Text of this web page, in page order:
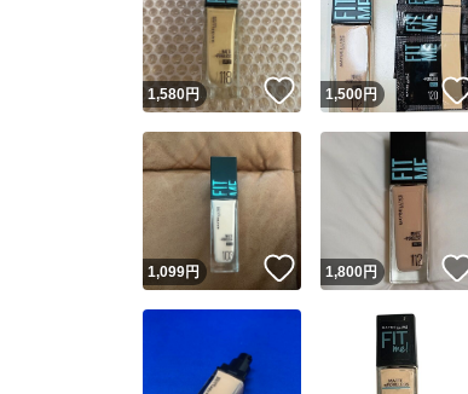
1,580円 いいね！
1,500円
1,099円 いいね！
1,800円